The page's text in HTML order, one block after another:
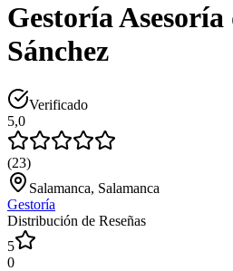
Gestoría Asesoría
Sánchez
Verificado
5,0
(23)
Salamanca, Salamanca
Gestoría
Distribución de Reseñas
5
0